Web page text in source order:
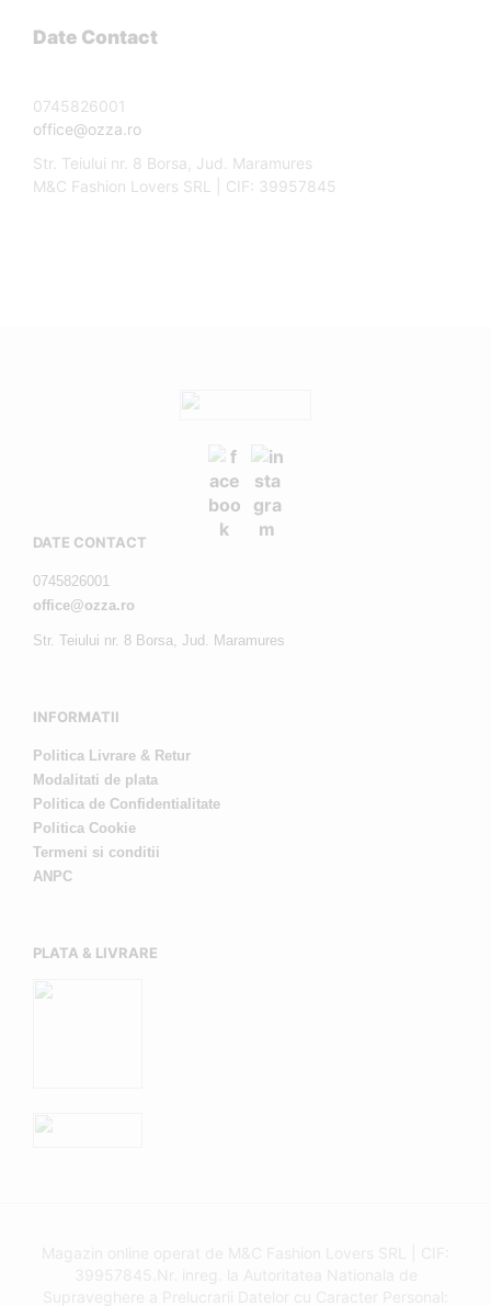
Date Contact
0745826001
office@ozza.ro
Str. Teiului nr. 8 Borsa, Jud. Maramures
M&C Fashion Lovers SRL | CIF: 39957845
DATE CONTACT
0745826001
office@ozza.ro
Str. Teiului nr. 8 Borsa, Jud. Maramures
INFORMATII
Politica Livrare & Retur
Modalitati de plata
Politica de Confidentialitate
Politica Cookie
Termeni si conditii
ANPC
PLATA & LIVRARE